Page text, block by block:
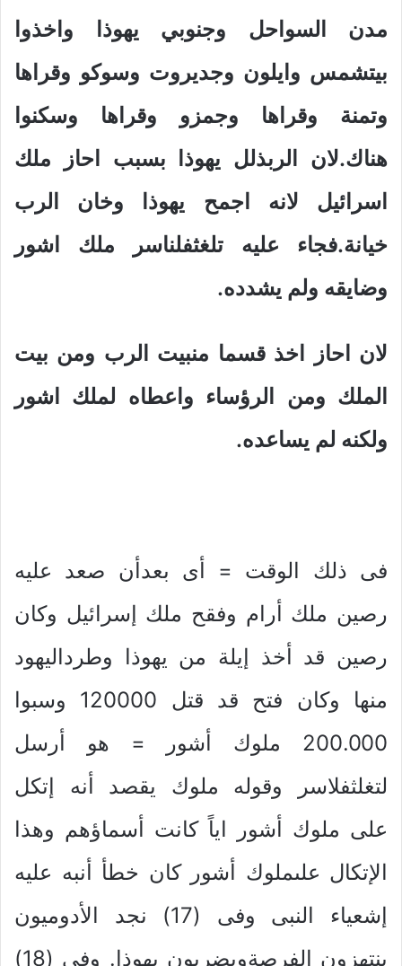
مدن السواحل وجنوبي يهوذا واخذوا
بيتشمس وايلون وجديروت وسوكو وقراها
وتمنة وقراها وجمزو وقراها وسكنوا
هناك.لان الربذلل يهوذا بسبب احاز ملك
اسرائيل لانه اجمح يهوذا وخان الرب
خيانة.فجاء عليه تلغثفلناسر ملك اشور
وضايقه ولم يشدده.
لان احاز اخذ قسما منبيت الرب ومن بيت
الملك ومن الرؤساء واعطاه لملك اشور
ولكنه لم يساعده.
فى ذلك الوقت = أى بعدأن صعد عليه
رصين ملك أرام وفقح ملك إسرائيل وكان
رصين قد أخذ إيلة من يهوذا وطرداليهود
منها وكان فتح قد قتل 120000 وسبوا
200.000 ملوك أشور = هو أرسل
لتغلثفلاسر وقوله ملوك يقصد أنه إتكل
على ملوك أشور اياً كانت أسماؤهم وهذا
الإتكال علىملوك أشور كان خطأ أنبه عليه
إشعياء النبى وفى (17) نجد الأدوميون
ينتهزون الفرصةويضربون يهوذا. وفى (18)